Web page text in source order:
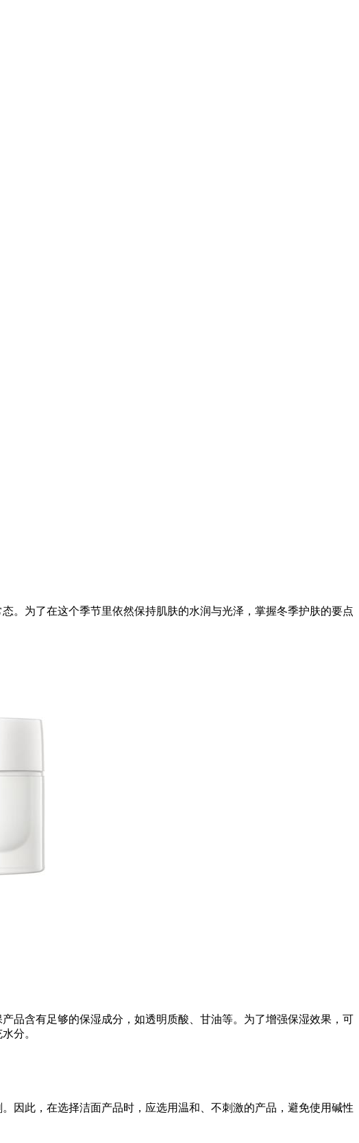
。为了在这个季节里依然保持肌肤的水润与光泽，掌握冬季护肤的要点
品含有足够的保湿成分，如透明质酸、甘油等。为了增强保湿效果，可
分。
因此，在选择洁面产品时，应选用温和、不刺激的产品，避免使用碱性